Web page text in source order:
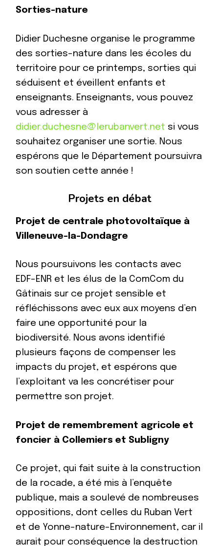
Sorties-nature
Didier Duchesne organise le programme
des sorties-nature dans les écoles du
territoire pour ce printemps, sorties qui
séduisent et éveillent enfants et
enseignants. Enseignants, vous pouvez
vous adresser à
didier.duchesne@lerubanvert.net si vous
souhaitez organiser une sortie. Nous
espérons que le Département poursuivra
son soutien cette année !
Projets en débat
Projet de centrale photovoltaïque à
Villeneuve-la-Dondagre
Nous poursuivons les contacts avec
EDF-ENR et les élus de la ComCom du
Gâtinais sur ce projet sensible et
réfléchissons avec eux aux moyens d’en
faire une opportunité pour la
biodiversité. Nous avons identifié
plusieurs façons de compenser les
impacts du projet, et espérons que
l’exploitant va les concrétiser pour
permettre son projet.
Projet de remembrement agricole et
foncier à Collemiers et Subligny
Ce projet, qui fait suite à la construction
de la rocade, a été mis à l’enquête
publique, mais a soulevé de nombreuses
oppositions, dont celles du Ruban Vert
et de Yonne-nature-Environnement, car il
aurait pour conséquence la destruction